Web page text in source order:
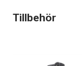
Tillbehör